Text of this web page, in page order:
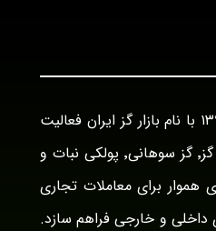
بازرگانی گز آراد در سال ۱۳۹۴ با نام بازار گز ایران فعالیت
خود رو در زمینه ی عرضه گز٬ گز سوهانی٬ پولکی نبات و
هموار برای معاملات تجاری
داخلی و خارجی فراهم سازد.